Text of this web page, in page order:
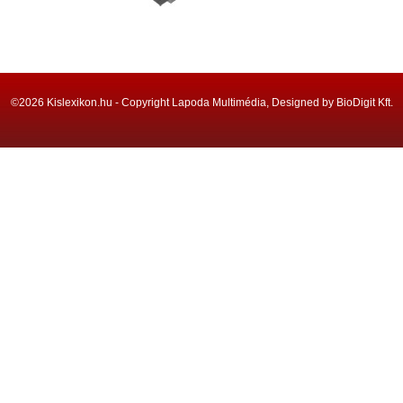
©2026 Kislexikon.hu - Copyright Lapoda Multimédia, Designed by BioDigit Kft.